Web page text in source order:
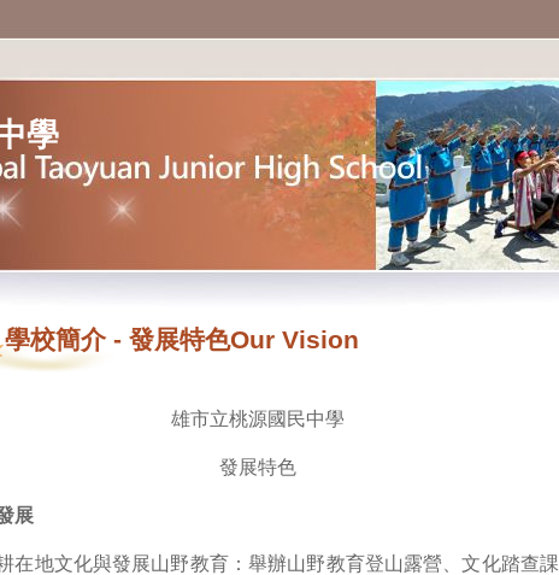
學
學校簡介 - 發展特色Our Vision
雄市立桃源國民中學
發展特色
展
在地文化與發展山野教育：舉辦山野教育登山露營、文化踏查課